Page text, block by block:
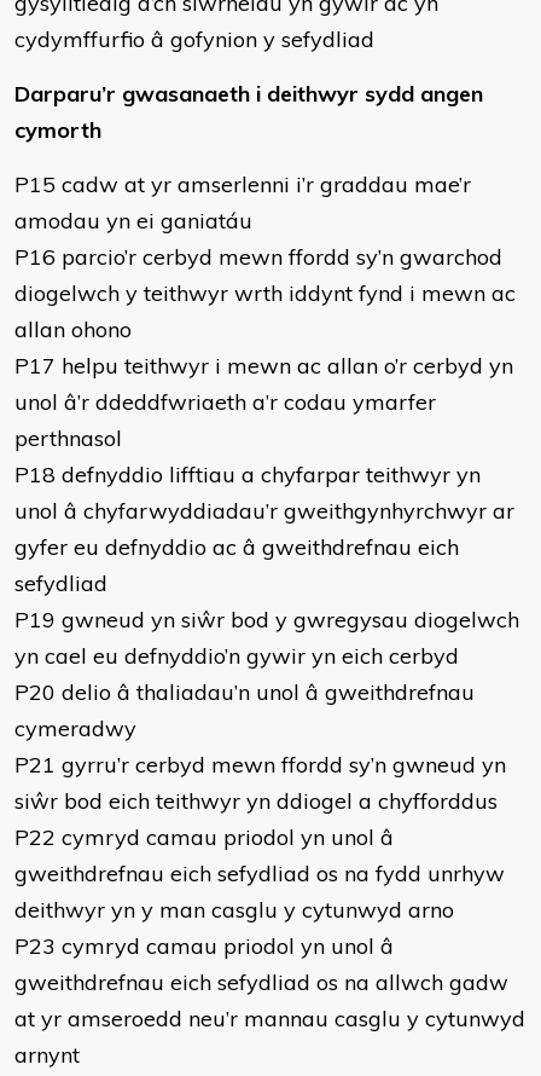
cydymffurfio â gofynion y sefydliad
Darparu’r gwasanaeth i deithwyr sydd angen
cymorth
P15 cadw at yr amserlenni i’r graddau mae’r
amodau yn ei ganiatáu
P16 parcio’r cerbyd mewn ffordd sy’n gwarchod
diogelwch y teithwyr wrth iddynt fynd i mewn ac
allan ohono
P17 helpu teithwyr i mewn ac allan o’r cerbyd yn
unol â’r ddeddfwriaeth a’r codau ymarfer
perthnasol
P18 defnyddio lifftiau a chyfarpar teithwyr yn
unol â chyfarwyddiadau’r gweithgynhyrchwyr ar
gyfer eu defnyddio ac â gweithdrefnau eich
sefydliad
P19 gwneud yn siŵr bod y gwregysau diogelwch
yn cael eu defnyddio’n gywir yn eich cerbyd
P20 delio â thaliadau’n unol â gweithdrefnau
cymeradwy
P21 gyrru’r cerbyd mewn ffordd sy’n gwneud yn
siŵr bod eich teithwyr yn ddiogel a chyfforddus
P22 cymryd camau priodol yn unol â
gweithdrefnau eich sefydliad os na fydd unrhyw
deithwyr yn y man casglu y cytunwyd arno
P23 cymryd camau priodol yn unol â
gweithdrefnau eich sefydliad os na allwch gadw
at yr amseroedd neu’r mannau casglu y cytunwyd
arnynt